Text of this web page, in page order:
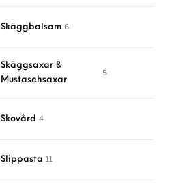
Skäggbalsam 6
Skäggsaxar &
Mustaschsaxar
5
Skovård 4
Slippasta 11